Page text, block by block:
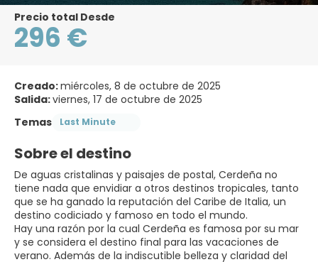
Precio total Desde
296 €
Creado:miércoles, 8 de octubre de 2025
Salida:viernes, 17 de octubre de 2025
Temas
Last Minute
Sobre el destino
De aguas cristalinas y paisajes de postal, Cerdeña no
tiene nada que envidiar a otros destinos tropicales, tanto
que se ha ganado la reputación del Caribe de Italia, un
destino codiciado y famoso en todo el mundo.
Hay una razón por la cual Cerdeña es famosa por su mar
y se considera el destino final para las vacaciones de
verano. Además de la indiscutible belleza y claridad del